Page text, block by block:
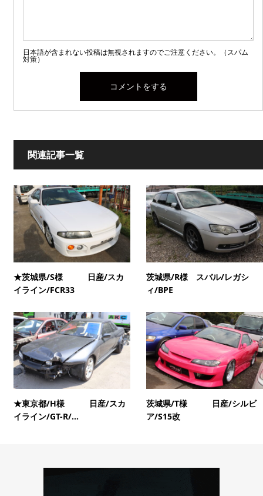
日本語が含まれない投稿は無視されますのでご注意ください。（スパム
対策）
関連記事一覧
★茨城県/S様 日産/スカ
イライン/FCR33
茨城県/R様 スバル/レガシ
ィ/BPE
★東京都/H様 日産/スカ
イライン/GT-R/...
茨城県/T様 日産/シルビ
ア/S15改